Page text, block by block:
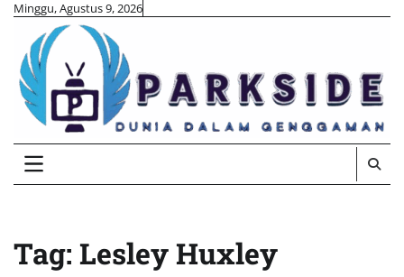
Skip
content
Minggu, Agustus 9, 2026
Tag: Lesley Huxley